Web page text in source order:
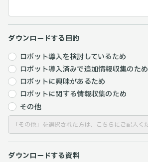
ダウンロードする目的
ロボット導入を検討しているため
ロボット導入済みで追加情報収集のため
ロボットに興味があるため
ロボットに関する情報収集のため
その他
ダウンロードする資料